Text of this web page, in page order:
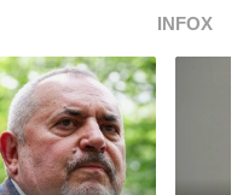
INFOX